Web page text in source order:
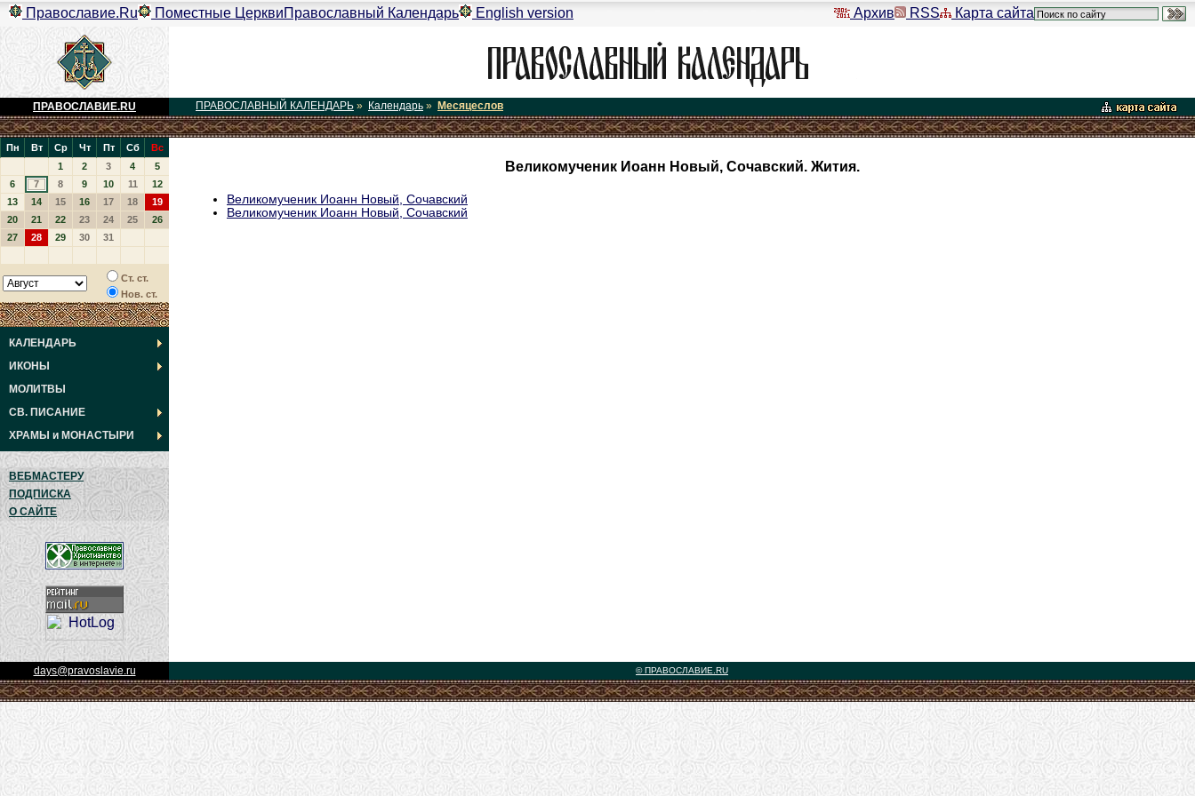
Архив RSS Карта сайта
Православие.Ru Поместные ЦерквиПравославный Календарь English version
ПРАВОСЛАВИЕ.RU ПРАВОСЛАВНЫЙ КАЛЕНДАРЬ » Календарь » Месяцеслов
Пн Вт Ср Чт Пт Сб
Вс
1
2 3 4
5
6
7 8 9 10 11
12
13
14 15 16 17 18
19
20
21 22 23 24 25
26
27
28 29 30 31
Ст. ст.
Нов. ст.
КАЛЕНДАРЬ
ИКОНЫ
МОЛИТВЫ
СВ. ПИСАНИЕ
ХРАМЫ и МОНАСТЫРИ
ВЕБМАСТЕРУ
ПОДПИСКА
О САЙТЕ
Великомученик Иоанн Новый, Сочавский. Жития.
Великомученик Иоанн Новый, Сочавский
Великомученик Иоанн Новый, Сочавский
days@pravoslavie.ru © ПРАВОСЛАВИЕ.RU